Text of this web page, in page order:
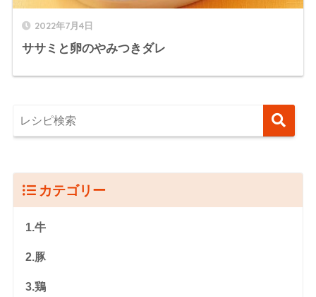
2022年7月4日
ササミと卵のやみつきダレ
カテゴリー
1.牛
2.豚
3.鶏